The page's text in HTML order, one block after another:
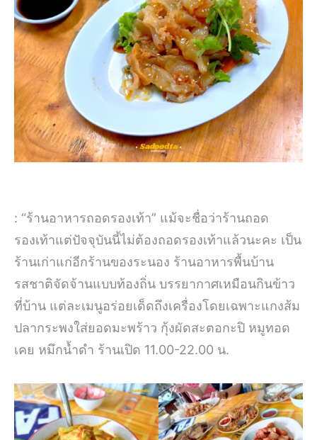
: “ร้านอาหารถอดรองเท้า” แม้จะชื่อว่าร้านถอด
รองเท้าแต่ปัจจุบันนี้ไม่ต้องถอดรองเท้าแล้วนะคะ เป็น
ร้านเก่าแก่อีกร้านของระนอง ร้านอาหารพื้นบ้าน
รสชาติจัดจ้านแบบท้องถิ่น บรรยากาศเหมือนกินข้าว
ที่บ้าน แต่ละเมนูอร่อยเด็ดถึงเครื่องโดยเฉพาะแกงส้ม
ปลากระพงใส่ยอดมะพร้าว กุ้งผัดสะตอกะปิ หมูทอด
เคย หมึกน้ำดำ ร้านเปิด 11.00-22.00 น.